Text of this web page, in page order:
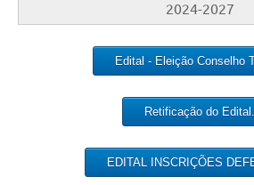
2024-2027
Edital - Eleição Conselho
Retificação do Edital.
EDITAL INSCRIÇÕES